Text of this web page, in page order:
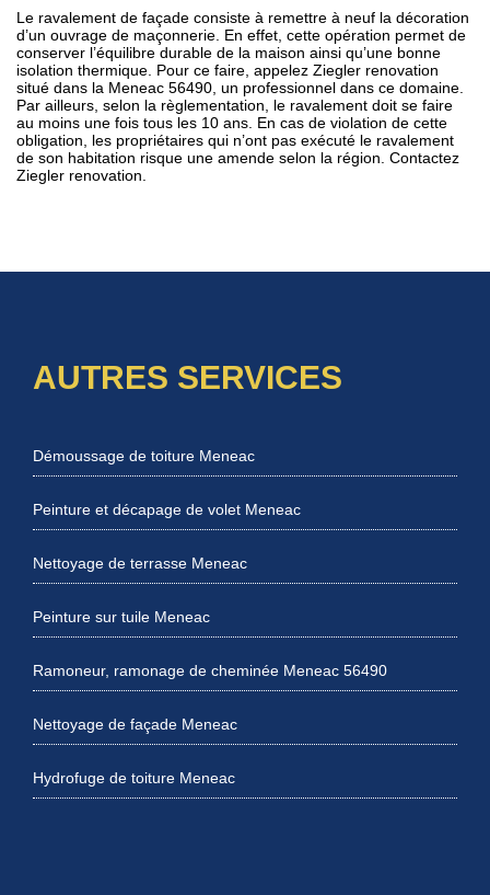
Le ravalement de façade consiste à remettre à neuf la décoration
d’un ouvrage de maçonnerie. En effet, cette opération permet de
conserver l’équilibre durable de la maison ainsi qu’une bonne
isolation thermique. Pour ce faire, appelez Ziegler renovation
situé dans la Meneac 56490, un professionnel dans ce domaine.
Par ailleurs, selon la règlementation, le ravalement doit se faire
au moins une fois tous les 10 ans. En cas de violation de cette
obligation, les propriétaires qui n’ont pas exécuté le ravalement
de son habitation risque une amende selon la région. Contactez
Ziegler renovation.
AUTRES SERVICES
Démoussage de toiture Meneac
Peinture et décapage de volet Meneac
Nettoyage de terrasse Meneac
Peinture sur tuile Meneac
Ramoneur, ramonage de cheminée Meneac 56490
Nettoyage de façade Meneac
Hydrofuge de toiture Meneac